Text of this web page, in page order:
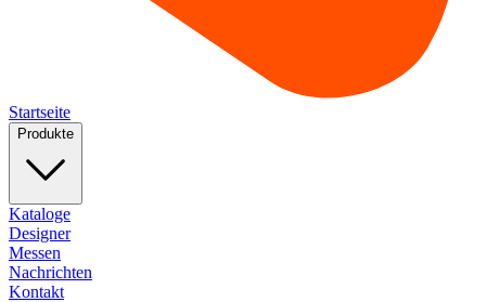
Startseite
Produkte
Kataloge
Designer
Messen
Nachrichten
Kontakt